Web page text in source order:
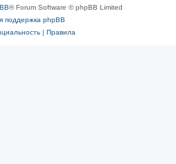
® Forum Software © phpBB Limited
поддержка phpBB
| Правила